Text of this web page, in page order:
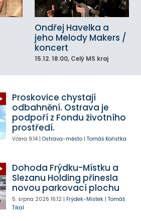
Ondřej Havelka a
jeho Melody Makers /
koncert
15.12. 18:00, Celý MS kraj
Proskovice chystají
odbahnění. Ostrava je
podpoří z Fondu životního
prostředí.
Včera 9:14| Ostrava-město| Tomáš Kořistka
Dohoda Frýdku-Místku a
Slezanu Holding přinesla
novou parkovací plochu
5. srpna 2026 16:12| Frýdek-Místek| Tomáš
Tikal